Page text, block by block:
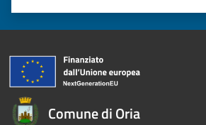
Valuta 5 stelle su 5
Valuta 4 stelle su 5
Valuta 3 stelle su 5
Valuta 2 stelle su 5
Valuta 1 stelle su 5
Comune di Oria